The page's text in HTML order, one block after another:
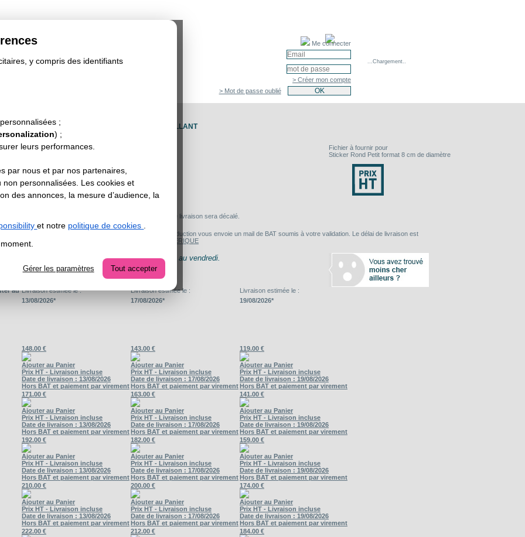
y compris des identifiants
;
) ;
leurs performances.
par nous et par nos partenaires,
personnalisées. Les cookies et
des annonces, la mesure d’audience, la
et notre politique de cookies
Gérer les paramètres Tout accepter
...Chargement..
Me connecter
> Créer mon compte
> Mot de passe oublié
- ADHÉSIF VINYL BLANC PELLICULÉ BRILLANT
Si vous choisissez l'option BAT NUMERIQUE, le délai de livraison sera décalé.
NUMERIQUE : après vérification de vos fichiers, la production vous envoie un mail de BAT soumis à votre validation. Le délai de livraison est
la date de validation du BAT.
Fonctionnement du BAT NUMERIQUE
est mise à jour chaque matin à 10h du lundi au vendredi.
au Livraison estimée le :
13/08/2026*
Livraison estimée le :
17/08/2026*
Livraison estimée le :
19/08/2026*
148.00 €
Ajouter au Panier
Prix HT - Livraison incluse
Date de livraison : 13/08/2026
Hors BAT et paiement par virement
143.00 €
Ajouter au Panier
Prix HT - Livraison incluse
Date de livraison : 17/08/2026
Hors BAT et paiement par virement
119.00 €
Ajouter au Panier
Prix HT - Livraison incluse
Date de livraison : 19/08/2026
Hors BAT et paiement par virement
171.00 €
Ajouter au Panier
Prix HT - Livraison incluse
Date de livraison : 13/08/2026
Hors BAT et paiement par virement
163.00 €
Ajouter au Panier
Prix HT - Livraison incluse
Date de livraison : 17/08/2026
Hors BAT et paiement par virement
141.00 €
Ajouter au Panier
Prix HT - Livraison incluse
Date de livraison : 19/08/2026
Hors BAT et paiement par virement
192.00 €
Ajouter au Panier
Prix HT - Livraison incluse
Date de livraison : 13/08/2026
Hors BAT et paiement par virement
182.00 €
Ajouter au Panier
Prix HT - Livraison incluse
Date de livraison : 17/08/2026
Hors BAT et paiement par virement
159.00 €
Ajouter au Panier
Prix HT - Livraison incluse
Date de livraison : 19/08/2026
Hors BAT et paiement par virement
210.00 €
Ajouter au Panier
Prix HT - Livraison incluse
Date de livraison : 13/08/2026
Hors BAT et paiement par virement
200.00 €
Ajouter au Panier
Prix HT - Livraison incluse
Date de livraison : 17/08/2026
Hors BAT et paiement par virement
174.00 €
Ajouter au Panier
Prix HT - Livraison incluse
Date de livraison : 19/08/2026
Hors BAT et paiement par virement
222.00 € 212.00 € 184.00 €
Fichier à fournir pour
Sticker Rond Petit format 8 cm de diamètre